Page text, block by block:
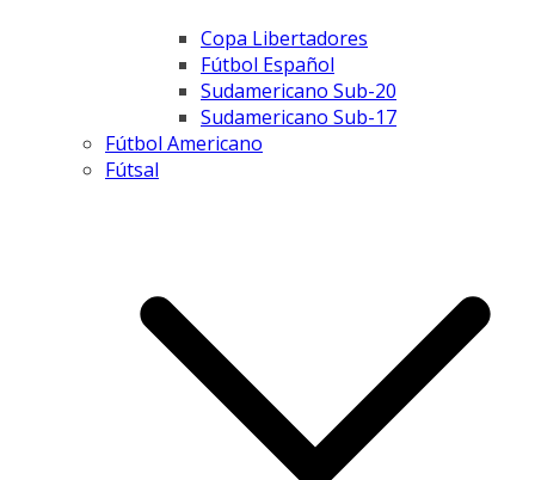
Copa Libertadores
Fútbol Español
Sudamericano Sub-20
Sudamericano Sub-17
Fútbol Americano
Fútsal